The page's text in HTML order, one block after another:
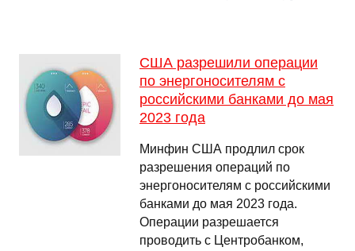
США разрешили операции
по энергоносителям с
российскими банками до мая
2023 года
Минфин США продлил срок
разрешения операций по
энергоносителям с российскими
банками до мая 2023 года.
Операции разрешается
проводить с Центробанком,